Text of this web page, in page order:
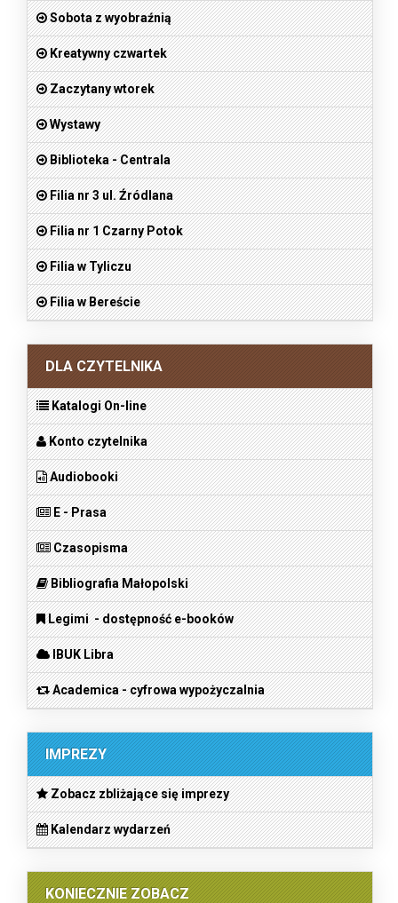
Sobota z wyobraźnią
Kreatywny czwartek
Zaczytany wtorek
Wystawy
Biblioteka - Centrala
Filia nr 3 ul. Źródlana
Filia nr 1 Czarny Potok
Filia w Tyliczu
Filia w Bereście
DLA CZYTELNIKA
Katalogi On-line
Konto czytelnika
Audiobooki
E - Prasa
Czasopisma
Bibliografia Małopolski
Legimi - dostępność e-booków
IBUK Libra
Academica - cyfrowa wypożyczalnia
IMPREZY
Zobacz zbliżające się imprezy
Kalendarz wydarzeń
KONIECZNIE ZOBACZ